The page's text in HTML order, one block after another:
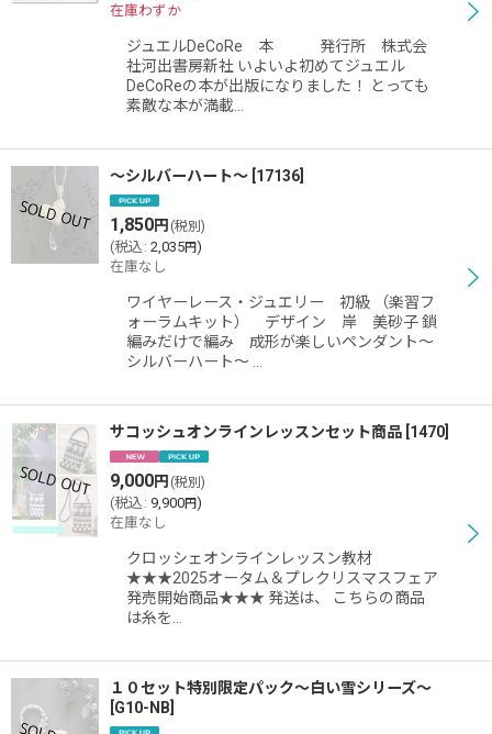
在庫わずか
ジュエルDeCoRe 本 発行所 株式会
社河出書房新社 いよいよ初めてジュエル
DeCoReの本が出版になりました！ とっても
素敵な本が満載…
〜シルバーハート〜 17136
1,850円 (税別)
(税込 : 2,035円)
在庫なし
ワイヤーレース・ジュエリー 初級 （楽習フ
ォーラムキット） デザイン 岸 美砂子 鎖
編みだけで編み 成形が楽しいペンダント〜
シルバーハート〜 …
サコッシュオンラインレッスンセット商品 1470
9,000円 (税別)
(税込 : 9,900円)
在庫なし
クロッシェオンラインレッスン教材
★★★2025オータム＆プレクリスマスフェア
発売開始商品★★★ 発送は、 こちらの商品
は糸を…
１０セット特別限定パック〜白い雪シリーズ〜
G10-NB